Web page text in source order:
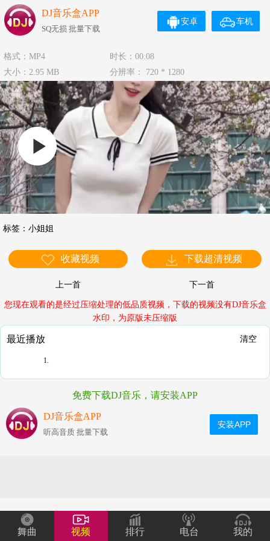
舞曲 视频 排行 电台 我的
DJ音乐盒APP
SQ无损 批量下载
车机
安卓
格式：MP4
时长：00:08
大小：2.95 MB
分辨率： 720 * 1280
标签： 小姐姐
收藏视频 下载超清视频
上一首 下一首
您现在观看的是经过压缩处理的低品质视频，下载的视频没有DJ音乐盒
水印，为原版未压缩版
最近播放 清空
1.
免费下载DJ音乐，请安装APP
DJ音乐盒APP
听高音质 批量下载
安装APP